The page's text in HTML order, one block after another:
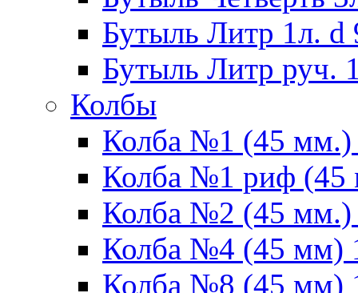
Бутыль Литр 1л.
Бутыль Литр руч.
Колбы
Колба №1 (45 мм.)
Колба №1 риф (45
Колба №2 (45 мм.)
Колба №4 (45 мм)
Колба №8 (45 мм)